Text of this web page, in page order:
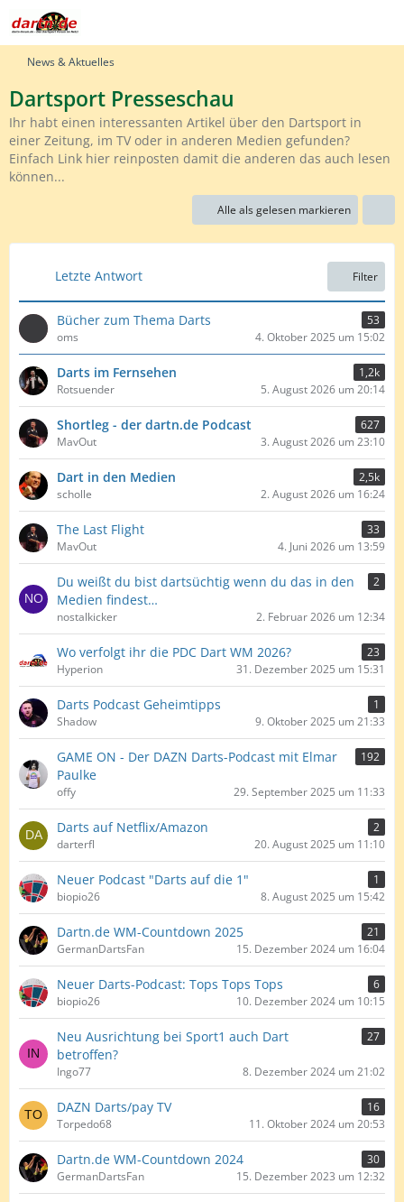
News & Aktuelles
Dartsport Presseschau
Ihr habt einen interessanten Artikel über den Dartsport in
einer Zeitung, im TV oder in anderen Medien gefunden?
Einfach Link hier reinposten damit die anderen das auch lesen
können...
Alle als gelesen markieren
Letzte Antwort Filter
Bücher zum Thema Darts
53
oms
4. Oktober 2025 um 15:02
Darts im Fernsehen
1,2k
Rotsuender
5. August 2026 um 20:14
Shortleg - der dartn.de Podcast
627
MavOut
3. August 2026 um 23:10
Dart in den Medien
2,5k
scholle
2. August 2026 um 16:24
The Last Flight
33
MavOut
4. Juni 2026 um 13:59
Du weißt du bist dartsüchtig wenn du das in den
Medien findest…
2
nostalkicker 2. Februar 2026 um 12:34
Wo verfolgt ihr die PDC Dart WM 2026?
23
Hyperion
31. Dezember 2025 um 15:31
Darts Podcast Geheimtipps
1
Shadow
9. Oktober 2025 um 21:33
GAME ON - Der DAZN Darts-Podcast mit Elmar
Paulke
192
offy 29. September 2025 um 11:33
Darts auf Netflix/Amazon
2
darterfl
20. August 2025 um 11:10
Neuer Podcast "Darts auf die 1"
1
biopio26
8. August 2025 um 15:42
Dartn.de WM-Countdown 2025
21
GermanDartsFan
15. Dezember 2024 um 16:04
Neuer Darts-Podcast: Tops Tops Tops
6
biopio26
10. Dezember 2024 um 10:15
Neu Ausrichtung bei Sport1 auch Dart
betroffen?
27
Ingo77 8. Dezember 2024 um 21:02
DAZN Darts/pay TV
16
Torpedo68
11. Oktober 2024 um 20:53
Dartn.de WM-Countdown 2024
30
GermanDartsFan
15. Dezember 2023 um 12:32